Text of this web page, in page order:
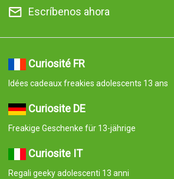
Escríbenos ahora
Curiosité FR
Idées cadeaux freakies adolescents 13 ans
Curiosite DE
Freakige Geschenke für 13-jährige
Curiosite IT
Regali geeky adolescenti 13 anni